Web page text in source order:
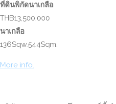
ที่ดินพิกัดนาเกลือ
THB13,500,000
นาเกลือ
136Sqw.544Sqm.
More info.